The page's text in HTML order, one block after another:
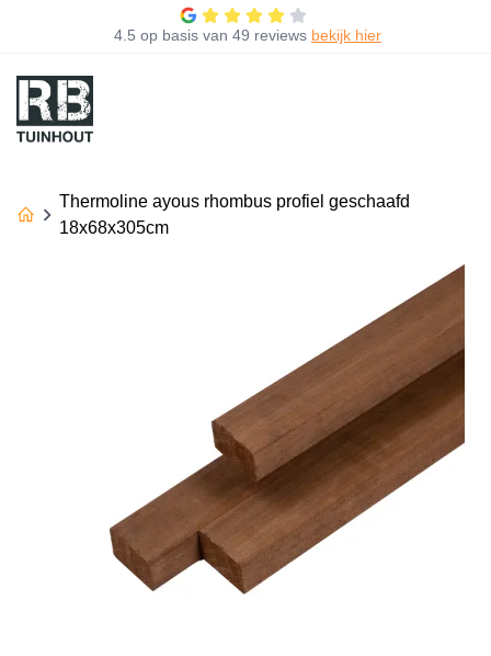
4.5 op basis van 49 reviews bekijk hier
Thermoline ayous rhombus profiel geschaafd
18x68x305cm